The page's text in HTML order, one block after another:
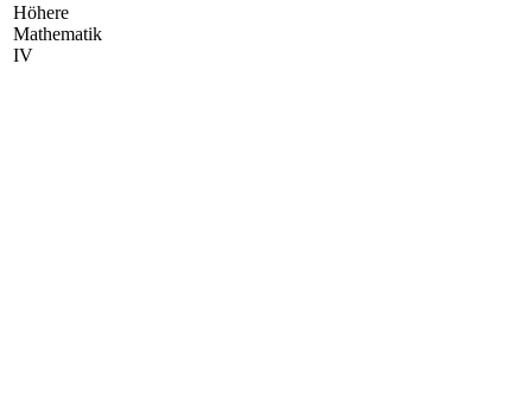
Höhere
Mathematik
IV